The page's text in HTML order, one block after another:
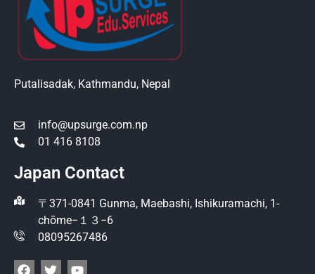
Putalisadak, Kathmandu, Nepal
info@upsurge.com.np
01 416 8108
Japan Contact
〒371-0841 Gunma, Maebashi, Ishikuramachi, 1-
chōme−１３−6
08095267486